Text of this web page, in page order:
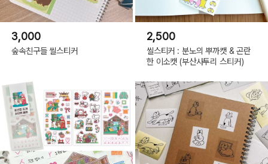
3,000
숲속친구들 씰스티커
2,500
씰스티커 : 분노의 뿌까캣 & 곤란
한 이소캣 (부산사투리 스티커)